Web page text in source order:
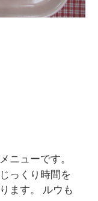
ニューです。
っくり時間を
ます。 ルウも